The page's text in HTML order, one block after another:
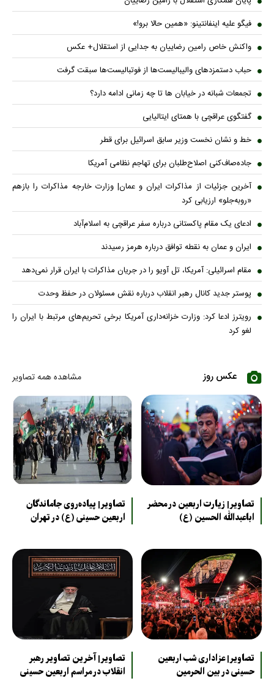
فیگو علیه اینفانتینو: «همین حالا برو!»
واکنش خاص رامین رضاییان به جدایی از استقلال+ عکس
حباب دستمزدهای والیبالیست‌ها از فوتبالیست‌ها سبقت گرفت
تجمعات شبانه در خیابان ها تا چه زمانی ادامه دارد؟
گفتگوی عراقچی با همتای ایتالیایی
خط و نشان نخست وزیر سابق اسرائیل برای قطر
جاده‌صاف‌کنی اصلاح‌طلبان برای تهاجم نظامی آمریکا
آخرین جزئیات از مذاکرات ایران و عمان| وزارت خارجه مذاکرات را بازهم
«روبه‌جلو» ارزیابی کرد
ادعای یک مقام پاکستانی درباره سفر عراقچی به اسلام‌آباد
ایران و عمان به نقطه توافق درباره هرمز رسیدند
مقام اسرائیلی: آمریکا، تل آویو را در جریان مذاکرات با ایران قرار نمی‌دهد
پوستر جدید کانال رهبر انقلاب درباره نقش مسئولان در حفظ وحدت
رویترز ادعا کرد: وزارت خزانه‌داری آمریکا برخی تحریم‌های مرتبط با ایران را
لغو کرد
عکس روز مشاهده همه تصاویر
تصاویر| زیارت اربعین در محضر
اباعبدالله الحسین (ع)
تصاویر| پیاده‌روی جاماندگان
اربعین حسینی (ع) در تهران
تصاویر| عزاداری شب اربعین
حسینی در بین الحرمین
تصاویر| آخرین تصاویر رهبر
انقلاب در مراسم اربعین حسینی